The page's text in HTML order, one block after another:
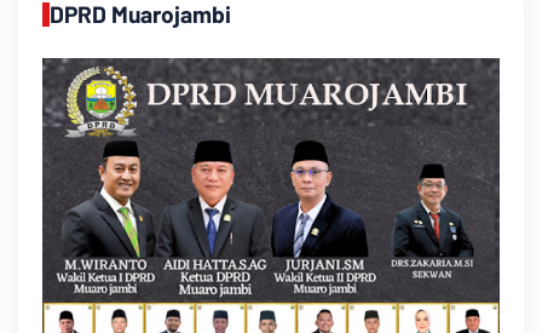
DPRD Muarojambi